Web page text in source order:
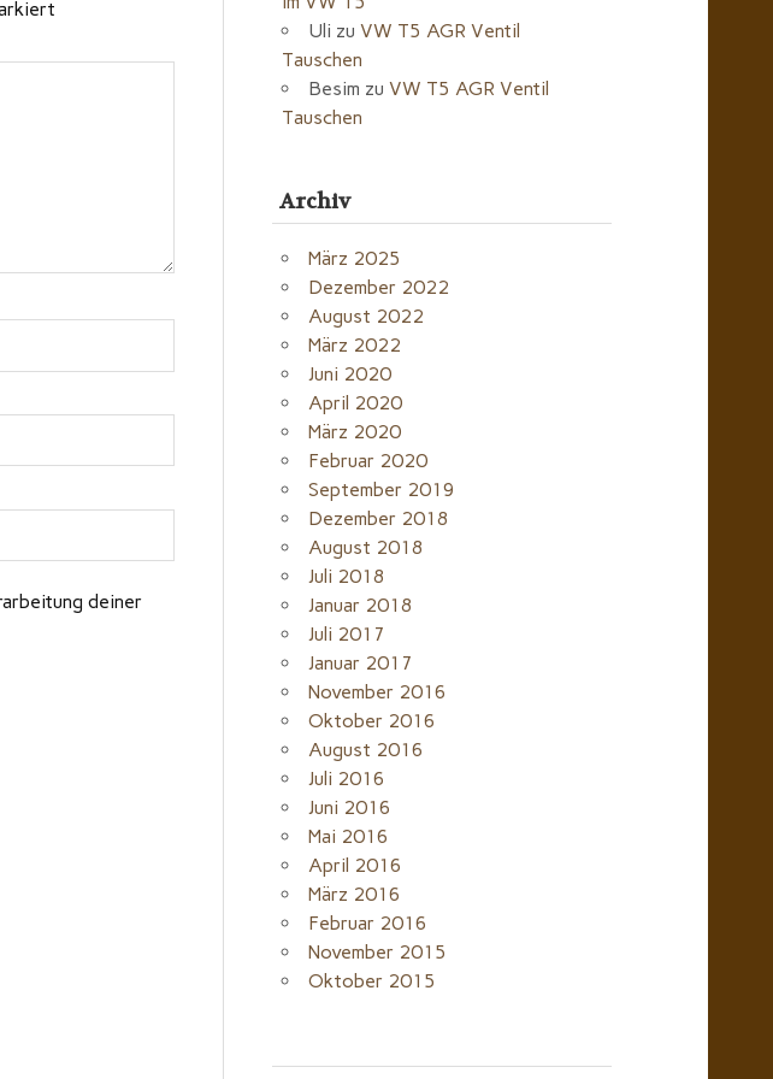
deiner
Uli zuVW T5 AGR Ventil
Tauschen
Besim zuVW T5 AGR Ventil
Tauschen
Archiv
März 2025
Dezember 2022
August 2022
März 2022
Juni 2020
April 2020
März 2020
Februar 2020
September 2019
Dezember 2018
August 2018
Juli 2018
Januar 2018
Juli 2017
Januar 2017
November 2016
Oktober 2016
August 2016
Juli 2016
Juni 2016
Mai 2016
April 2016
März 2016
Februar 2016
November 2015
Oktober 2015